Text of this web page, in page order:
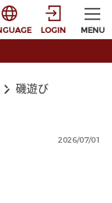
択すると言語の切
LOGIN MENU
磯遊び
2026/07/01